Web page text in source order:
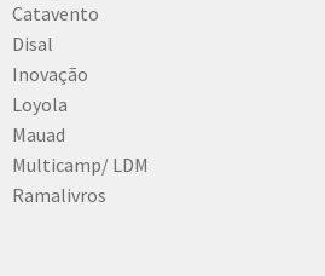
Catavento
Disal
Inovação
Loyola
Mauad
Multicamp/ LDM
Ramalivros